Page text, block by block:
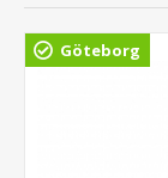
Göteborg